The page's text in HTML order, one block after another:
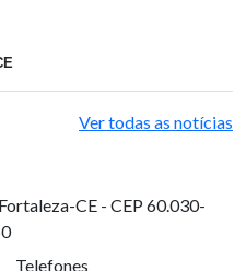
Ver todas as notícias
Fortaleza-CE - CEP 60.030-
Telefones